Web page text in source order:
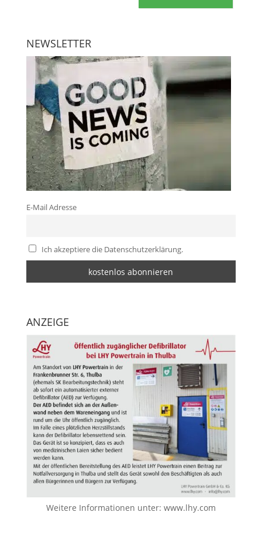
NEWSLETTER
E-Mail Adresse
Ich akzeptiere die Datenschutzerklärung.
ANZEIGE
Weitere Informationen unter: www.lhy.com